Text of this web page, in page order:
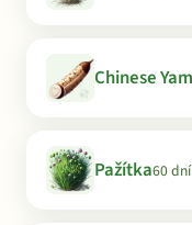
Chinese Yam
Pažítka60